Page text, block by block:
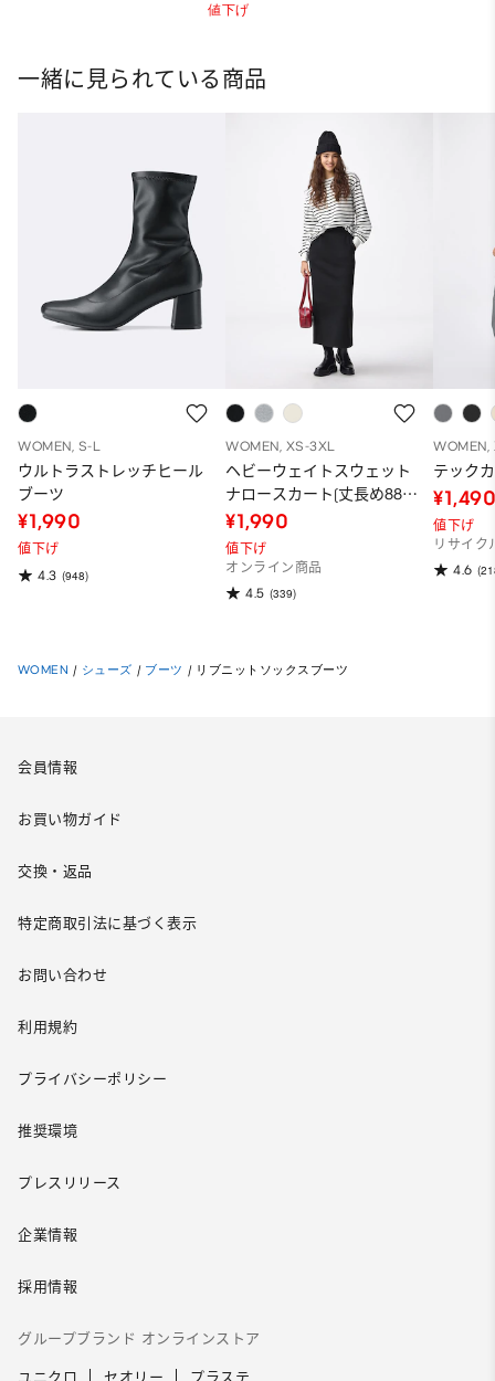
値下げ
一緒に見られている商品
WOMEN, S-L
ウルトラストレッチヒール
ブーツ
¥1,990
値下げ
4.3 (948)
WOMEN, XS-3XL
ヘビーウェイトスウェット
ナロースカート(丈長め88.5
～95.5cm)
¥1,990
値下げ
オンライン商品
4.5 (339)
WOMEN,
テック
値下げ
リサイク
4.6
WOMEN / シューズ / ブーツ / リブニットソックスブーツ
会員情報
お買い物ガイド
交換・返品
特定商取引法に基づく表示
お問い合わせ
利用規約
プライバシーポリシー
推奨環境
プレスリリース
企業情報
採用情報
グループブランド オンラインストア
ユニクロ セオリー プラステ